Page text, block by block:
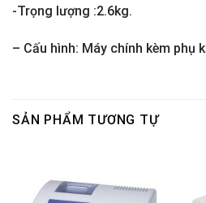
-Trọng lượng :2.6kg.
– Cấu hình: Máy chính kèm phụ
SẢN PHẨM TƯƠNG TỰ